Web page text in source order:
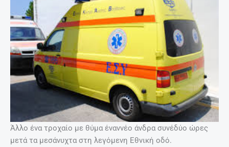
Άλλο ένα τροχαίο με θύμα έναννέο άνδρα συνέδύο ώρες
μετά τα μεσάνυχτα στη λεγόμενη Εθνική οδό.